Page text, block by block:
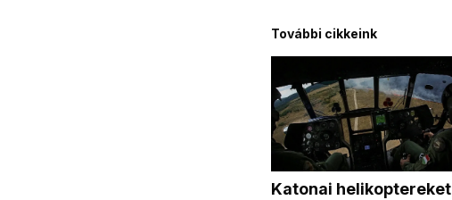
További cikkeink
Katonai helikoptereket